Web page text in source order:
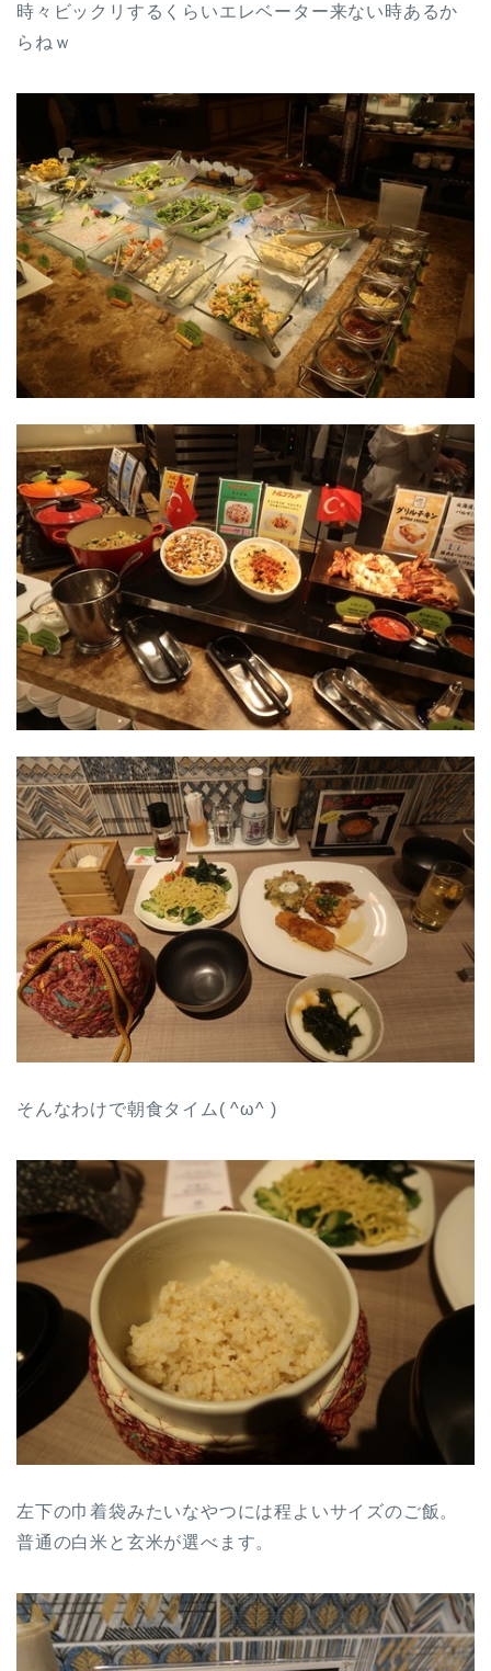
時々ビックリするくらいエレベーター来ない時あるか
らねｗ
そんなわけで朝食タイム( ^ω^ )
左下の巾着袋みたいなやつには程よいサイズのご飯。
普通の白米と玄米が選べます。